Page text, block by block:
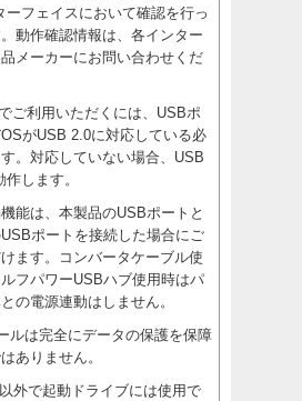
ーフェイスにおいて確認を行っ
動作確認情報は、各インター
メーカーにお問い合わせくだ
ご利用いただくには、USBポ
がUSB 2.0に対応している必
。対応していない場合、USB
します。
機能は、本製品のUSBポートと
ポートを接続した場合にご
ます。コンバータケーブル使
フパワーUSBハブ使用時はパ
の電源連動はしません。
ルは完全にデータの保護を保障
ありません。
外で起動ドライブには使用で